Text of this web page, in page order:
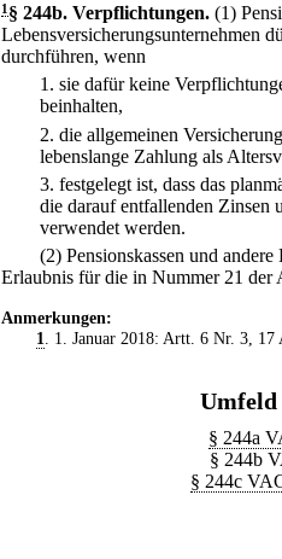
1 § 244b. Verpflichtungen. (1)
Lebensversicherungsunternehmen
durchführen, wenn
1. sie dafür keine
beinhalten,
2. die allgemeinen
lebenslange Zahlung als
3. festgelegt ist, dass das
die darauf entfallenden Zinsen
verwendet werden.
(2) Pensionskassen und
Erlaubnis für die in Nummer 21 der
Anmerkungen:
1
. 1. Januar 2018: Artt. 6 Nr. 3, 17
Umfeld
§ 244a
§ 244b
§ 244c